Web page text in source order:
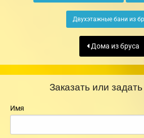
Двухэтажные бани из
Дома из бруса
Заказать или
Имя